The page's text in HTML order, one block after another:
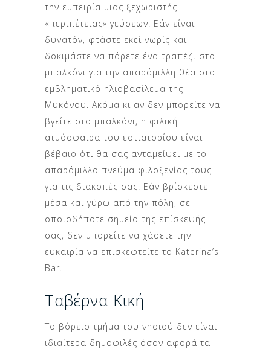
την εμπειρία μιας ξεχωριστής
«περιπέτειας» γεύσεων. Εάν είναι
δυνατόν, φτάστε εκεί νωρίς και
δοκιμάστε να πάρετε ένα τραπέζι στο
μπαλκόνι για την απαράμιλλη θέα στο
εμβληματικό ηλιοβασίλεμα της
Μυκόνου. Ακόμα κι αν δεν μπορείτε να
βγείτε στο μπαλκόνι, η φιλική
ατμόσφαιρα του εστιατορίου είναι
βέβαιο ότι θα σας ανταμείψει με το
απαράμιλλο πνεύμα φιλοξενίας τους
για τις διακοπές σας. Εάν βρίσκεστε
μέσα και γύρω από την πόλη, σε
οποιοδήποτε σημείο της επίσκεψής
σας, δεν μπορείτε να χάσετε την
ευκαιρία να επισκεφτείτε το Katerina’s
Bar.
Ταβέρνα Κική
Το βόρειο τμήμα του νησιού δεν είναι
ιδιαίτερα δημοφιλές όσον αφορά τα